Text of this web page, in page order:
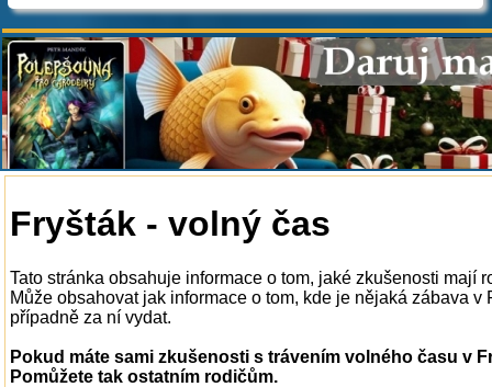
Fryšták - volný čas
Tato stránka obsahuje informace o tom, jaké zkušenosti mají
Může obsahovat jak informace o tom, kde je nějaká zábava v
případně za ní vydat.
Pokud máte sami zkušenosti s trávením volného času v
Pomůžete tak ostatním rodičům.